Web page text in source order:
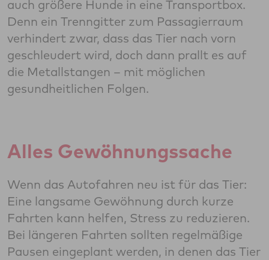
auch größere Hunde in eine Transportbox.
Denn ein Trenngitter zum Passagierraum
verhindert zwar, dass das Tier nach vorn
geschleudert wird, doch dann prallt es auf
die Metallstangen – mit möglichen
gesundheitlichen Folgen.
Alles Gewöhnungssache
Wenn das Autofahren neu ist für das Tier:
Eine langsame Gewöhnung durch kurze
Fahrten kann helfen, Stress zu reduzieren.
Bei längeren Fahrten sollten regelmäßige
Pausen eingeplant werden, in denen das Tier